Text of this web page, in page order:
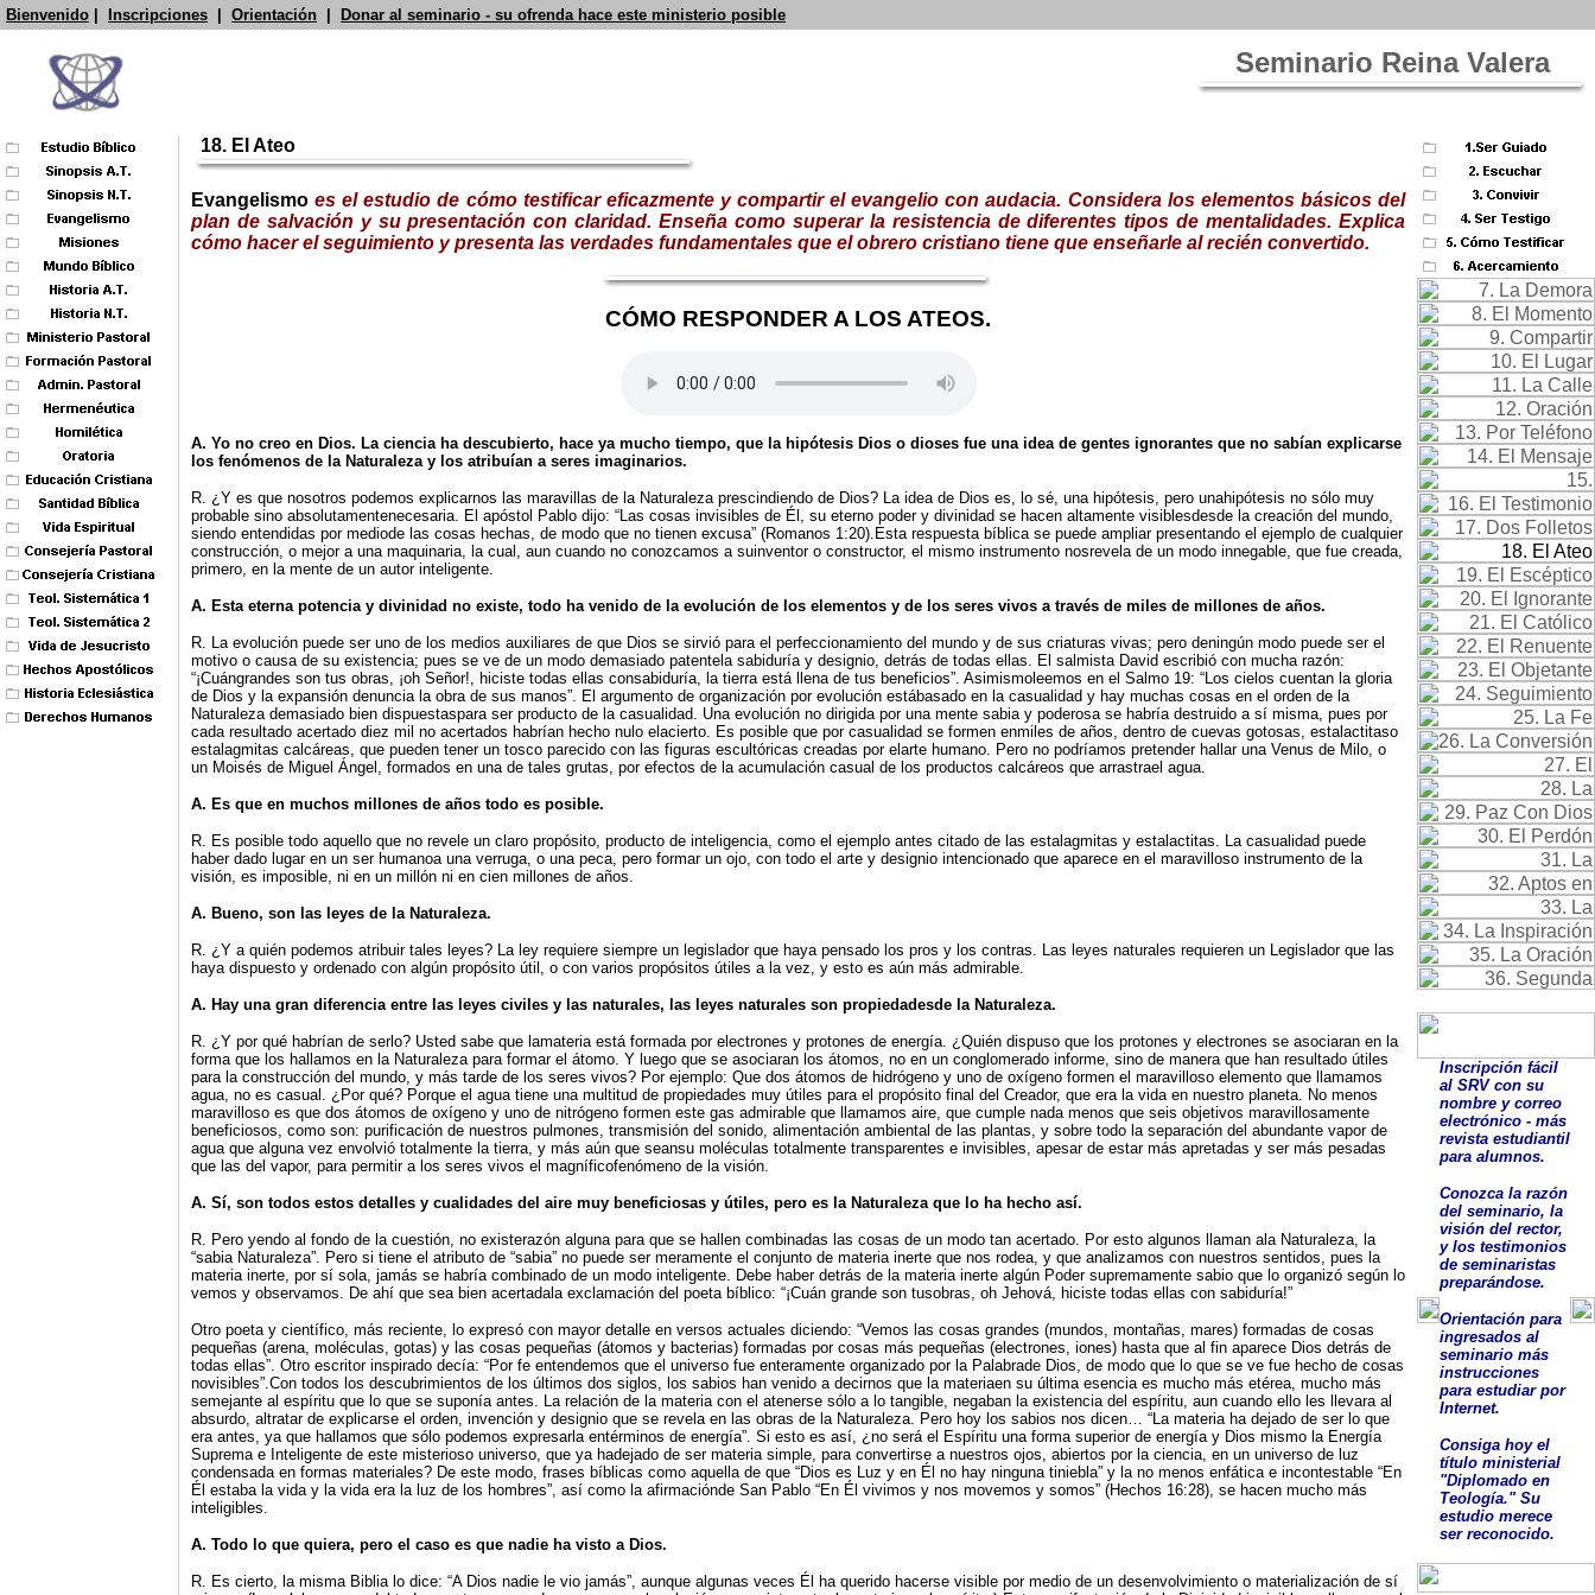
Bienvenido Inscripciones Orientación Donar al seminario - su ofrenda hace este ministerio posible
Seminario Reina Valera
18. El Ateo
Evangelismoes el estudio de cómo testificar eficazmente y compartir el evangelio con audacia. Considera los elementos básicos del
plan de salvación y su presentación con claridad. Enseña como superar la resistencia de diferentes tipos de mentalidades. Explica
cómo hacer el seguimiento y presenta las verdades fundamentales que el obrero cristiano tiene que enseñarle al recién convertido.
CÓMO RESPONDER A LOS ATEOS.
A. Yo no creo en Dios. La ciencia ha descubierto, hace ya mucho tiempo, que la hipótesis Dios o dioses fue una idea de gentes ignorantes que no sabían explicarse
los fenómenos de la Naturaleza y los atribuían a seres imaginarios.
R. ¿Y es que nosotros podemos explicarnos las maravillas de la Naturaleza prescindiendo de Dios? La idea de Dios es, lo sé, una hipótesis, pero unahipótesis no sólo muy
probable sino absolutamentenecesaria. El apóstol Pablo dijo: “Las cosas invisibles de Él, su eterno poder y divinidad se hacen altamente visiblesdesde la creación del mundo,
siendo entendidas por mediode las cosas hechas, de modo que no tienen excusa” (Romanos 1:20).Esta respuesta bíblica se puede ampliar presentando el ejemplo de cualquier
construcción, o mejor a una maquinaria, la cual, aun cuando no conozcamos a suinventor o constructor, el mismo instrumento nosrevela de un modo innegable, que fue creada,
primero, en la mente de un autor inteligente.
A. Esta eterna potencia y divinidad no existe, todo ha venido de la evolución de los elementos y de los seres vivos a través de miles de millones de años.
R. La evolución puede ser uno de los medios auxiliares de que Dios se sirvió para el perfeccionamiento del mundo y de sus criaturas vivas; pero deningún modo puede ser el
motivo o causa de su existencia; pues se ve de un modo demasiado patentela sabiduría y designio, detrás de todas ellas. El salmista David escribió con mucha razón:
“¡Cuángrandes son tus obras, ¡oh Señor!, hiciste todas ellas consabiduría, la tierra está llena de tus beneficios”. Asimismoleemos en el Salmo 19: “Los cielos cuentan la gloria
de Dios y la expansión denuncia la obra de sus manos”. El argumento de organización por evolución estábasado en la casualidad y hay muchas cosas en el orden de la
Naturaleza demasiado bien dispuestaspara ser producto de la casualidad. Una evolución no dirigida por una mente sabia y poderosa se habría destruido a sí misma, pues por
cada resultado acertado diez mil no acertados habrían hecho nulo elacierto. Es posible que por casualidad se formen enmiles de años, dentro de cuevas gotosas, estalactitaso
estalagmitas calcáreas, que pueden tener un tosco parecido con las figuras escultóricas creadas por elarte humano. Pero no podríamos pretender hallar una Venus de Milo, o
un Moisés de Miguel Ángel, formados en una de tales grutas, por efectos de la acumulación casual de los productos calcáreos que arrastrael agua.
A. Es que en muchos millones de años todo es posible.
R. Es posible todo aquello que no revele un claro propósito, producto de inteligencia, como el ejemplo antes citado de las estalagmitas y estalactitas. La casualidad puede
haber dado lugar en un ser humanoa una verruga, o una peca, pero formar un ojo, con todo el arte y designio intencionado que aparece en el maravilloso instrumento de la
visión, es imposible, ni en un millón ni en cien millones de años.
A. Bueno, son las leyes de la Naturaleza.
R. ¿Y a quién podemos atribuir tales leyes? La ley requiere siempre un legislador que haya pensado los pros y los contras. Las leyes naturales requieren un Legislador que las
haya dispuesto y ordenado con algún propósito útil, o con varios propósitos útiles a la vez, y esto es aún más admirable.
A. Hay una gran diferencia entre las leyes civiles y las naturales, las leyes naturales son propiedadesde la Naturaleza.
R. ¿Y por qué habrían de serlo? Usted sabe que lamateria está formada por electrones y protones de energía. ¿Quién dispuso que los protones y electrones se asociaran en la
forma que los hallamos en la Naturaleza para formar el átomo. Y luego que se asociaran los átomos, no en un conglomerado informe, sino de manera que han resultado útiles
para la construcción del mundo, y más tarde de los seres vivos? Por ejemplo: Que dos átomos de hidrógeno y uno de oxígeno formen el maravilloso elemento que llamamos
agua, no es casual. ¿Por qué? Porque el agua tiene una multitud de propiedades muy útiles para el propósito final del Creador, que era la vida en nuestro planeta. No menos
maravilloso es que dos átomos de oxígeno y uno de nitrógeno formen este gas admirable que llamamos aire, que cumple nada menos que seis objetivos maravillosamente
beneficiosos, como son: purificación de nuestros pulmones, transmisión del sonido, alimentación ambiental de las plantas, y sobre todo la separación del abundante vapor de
agua que alguna vez envolvió totalmente la tierra, y más aún que seansu moléculas totalmente transparentes e invisibles, apesar de estar más apretadas y ser más pesadas
que las del vapor, para permitir a los seres vivos el magníficofenómeno de la visión.
A. Sí, son todos estos detalles y cualidades del aire muy beneficiosas y útiles, pero es la Naturaleza que lo ha hecho así.
R. Pero yendo al fondo de la cuestión, no existerazón alguna para que se hallen combinadas las cosas de un modo tan acertado. Por esto algunos llaman ala Naturaleza, la
“sabia Naturaleza”. Pero si tiene el atributo de “sabia” no puede ser meramente el conjunto de materia inerte que nos rodea, y que analizamos con nuestros sentidos, pues la
materia inerte, por sí sola, jamás se habría combinado de un modo inteligente. Debe haber detrás de la materia inerte algún Poder supremamente sabio que lo organizó según lo
vemos y observamos. De ahí que sea bien acertadala exclamación del poeta bíblico: “¡Cuán grande son tusobras, oh Jehová, hiciste todas ellas con sabiduría!”
Otro poeta y científico, más reciente, lo expresó con mayor detalle en versos actuales diciendo: “Vemos las cosas grandes (mundos, montañas, mares) formadas de cosas
pequeñas (arena, moléculas, gotas) y las cosas pequeñas (átomos y bacterias) formadas por cosas más pequeñas (electrones, iones) hasta que al fin aparece Dios detrás de
todas ellas”. Otro escritor inspirado decía: “Por fe entendemos que el universo fue enteramente organizado por la Palabrade Dios, de modo que lo que se ve fue hecho de cosas
novisibles”.Con todos los descubrimientos de los últimos dos siglos, los sabios han venido a decirnos que la materiaen su última esencia es mucho más etérea, mucho más
semejante al espíritu que lo que se suponía antes. La relación de la materia con el atenerse sólo a lo tangible, negaban la existencia del espíritu, aun cuando ello les llevara al
absurdo, altratar de explicarse el orden, invención y designio que se revela en las obras de la Naturaleza. Pero hoy los sabios nos dicen… “La materia ha dejado de ser lo que
era antes, ya que hallamos que sólo podemos expresarla entérminos de energía”. Si esto es así, ¿no será el Espíritu una forma superior de energía y Dios mismo la Energía
Suprema e Inteligente de este misterioso universo, que ya hadejado de ser materia simple, para convertirse a nuestros ojos, abiertos por la ciencia, en un universo de luz
condensada en formas materiales? De este modo, frases bíblicas como aquella de que “Dios es Luz y en Él no hay ninguna tiniebla” y la no menos enfática e incontestable “En
Él estaba la vida y la vida era la luz de los hombres”, así como la afirmaciónde San Pablo “En Él vivimos y nos movemos y somos” (Hechos 16:28), se hacen mucho más
inteligibles.
A. Todo lo que quiera, pero el caso es que nadie ha visto a Dios.
R. Es cierto, la misma Biblia lo dice: “A Dios nadie le vio jamás”, aunque algunas veces Él ha querido hacerse visible por medio de un desenvolvimiento o materialización de sí
Inscripción fácil
al SRV con su
nombre y correo
electrónico - más
revista estudiantil
para alumnos.
Conozca la razón
del seminario, la
visión del rector,
y los testimonios
de seminaristas
preparándose.
Orientación para
ingresados al
seminario más
instrucciones
para estudiar por
Internet.
Consiga hoy el
título ministerial
"Diplomado en
Teología."Su
estudio merece
serreconocido.